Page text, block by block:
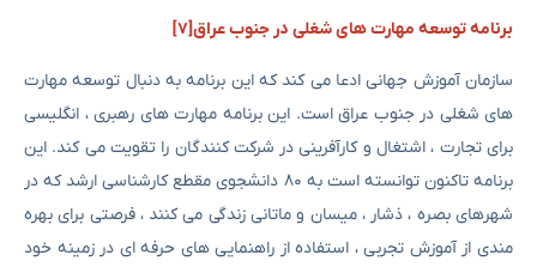
برنامه توسعه مهارت های شغلی در جنوب عراق[۷]
سازمان آموزش جهانی ادعا می کند که این برنامه به دنبال توسعه مهارت
های شغلی در جنوب عراق است. این برنامه مهارت های رهبری ، انگلیسی
برای تجارت ، اشتغال و کارآفرینی در شرکت کنندگان را تقویت می کند. این
برنامه تاکنون توانسته است به ۸۰ دانشجوی مقطع کارشناسی ارشد که در
شهرهای بصره ، ذشار ، میسان و ماتانی زندگی می کنند ، فرصتی برای بهره
مندی از آموزش تجربی ، استفاده از راهنمایی های حرفه ای در زمینه خود